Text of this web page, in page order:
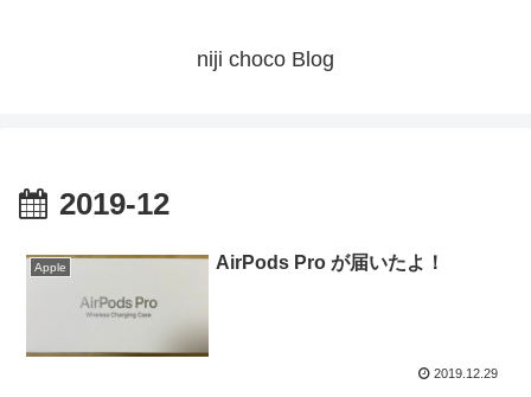
niji choco Blog
2019-12
Apple AirPods Pro が届いたよ！
2019.12.29